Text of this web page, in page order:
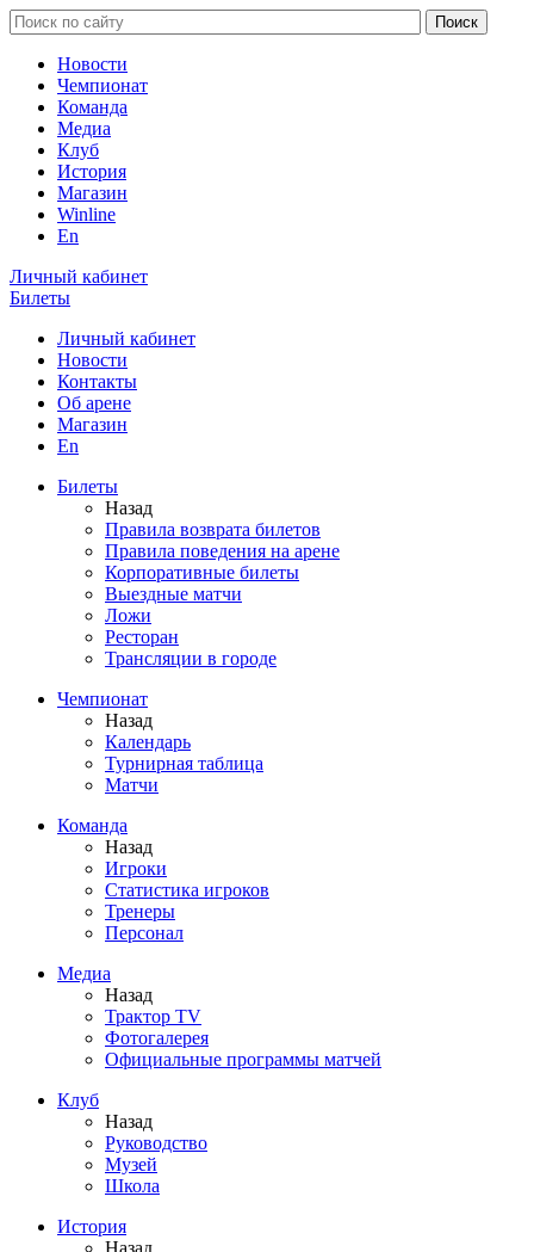
Новости
Чемпионат
Команда
Медиа
Клуб
История
Магазин
Winline
En
Личный кабинет
Билеты
Личный кабинет
Новости
Контакты
Об арене
Магазин
En
Билеты
Назад
Правила возврата билетов
Правила поведения на арене
Корпоративные билеты
Выездные матчи
Ложи
Ресторан
Трансляции в городе
Чемпионат
Назад
Календарь
Турнирная таблица
Матчи
Команда
Назад
Игроки
Статистика игроков
Тренеры
Персонал
Медиа
Назад
Трактор TV
Фотогалерея
Официальные программы матчей
Клуб
Назад
Руководство
Музей
Школа
История
Назад